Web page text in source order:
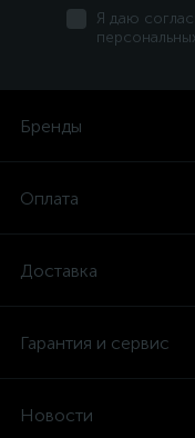
Я даю
Бренды
Оплата
Доставка
Гарантия и сервис
Новости